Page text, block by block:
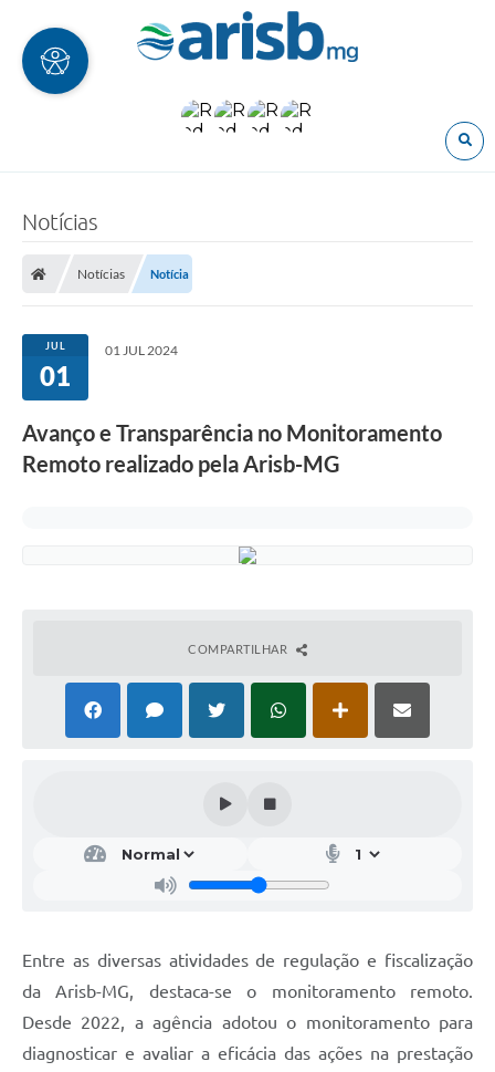
Notícias
Notícias Notícia
JUL
01
01 JUL 2024
Avanço e Transparência no Monitoramento
Remoto realizado pela Arisb-MG
COMPARTILHAR
Entre as diversas atividades de regulação e fiscalização
da Arisb-MG, destaca-se o monitoramento remoto.
Desde 2022, a agência adotou o monitoramento para
diagnosticar e avaliar a eficácia das ações na prestação